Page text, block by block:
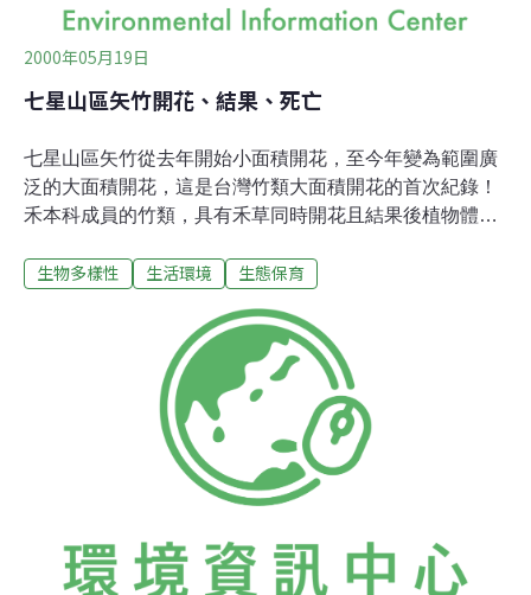
2000年05月19日
七星山區矢竹開花、結果、死亡
七星山區矢竹從去年開始小面積開花，至今年變為範圍廣
泛的大面積開花，這是台灣竹類大面積開花的首次紀錄！
禾本科成員的竹類，具有禾草同時開花且結果後植物體死
(竹鞭) 出芽蔓延方式進行無性繁殖，往往佔據大面積的區
文化利用竹類而生活上與之結合甚深，故開花死亡被認為
是不祥之兆。 竹類不常開花，莖、葉等營養器官的變化又
大，如是生長山區又是小型、利用價值不高的類群，常民
不會去種，更引不起學者的興趣，基本資料闕如就臺灣來
說沒甚麼好驚訝的！然現今開花的七星山區矢竹因鄰近台
北市，是傳統郊遊、旅遊的重要據點，近年又成立陽明山
國家公園，社會變型流風所及，箭竹筍又成為追求奇風異
研究一年(1985-1986)，目前與台灣師大生物系合作研究
案。就此特殊開花事件因果關係與演變
生物多樣性 生活環境 生態保育